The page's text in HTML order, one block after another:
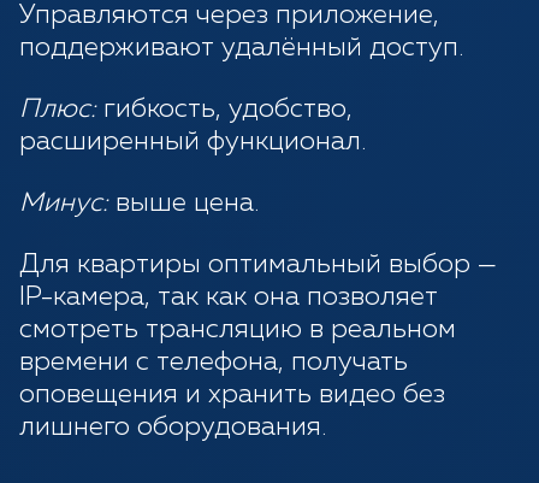
Управляются через приложение,
поддерживают удалённый доступ.
Плюс:гибкость, удобство,
расширенный функционал.
Минус:выше цена.
Для квартиры оптимальный выбор —
IP-камера, так как она позволяет
смотреть трансляцию в реальном
времени с телефона, получать
оповещения и хранить видео без
лишнего оборудования.